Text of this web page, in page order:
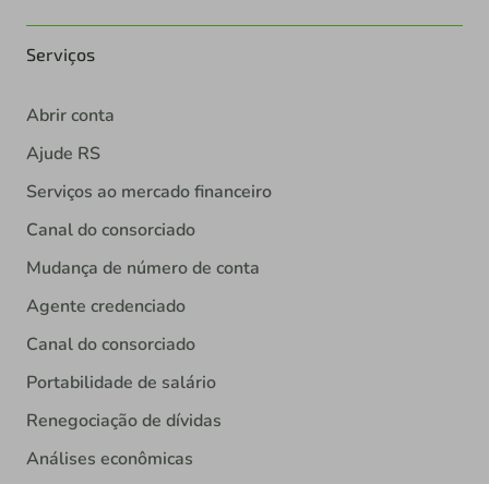
Serviços
Abrir conta
Ajude RS
Serviços ao mercado financeiro
Canal do consorciado
Mudança de número de conta
Agente credenciado
Canal do consorciado
Portabilidade de salário
Renegociação de dívidas
Análises econômicas